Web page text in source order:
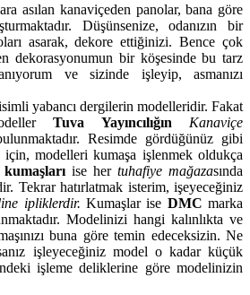
asılan kanaviçeden panolar, bana göre
Düşünsenize, odanızın bir
asarak, dekore ettiğinizi. Bence çok
dekorasyonumun bir köşesinde bu tarz
ve sizinde işleyip, asmanızı
yabancı dergilerin modelleridir. Fakat
Tuva Yayıncılığın
Kanaviçe
Resimde gördüğünüz gibi
için, modelleri kumaşa işlenmek oldukça
kumaşları ise her tuhafiye mağazasında
Tekrar hatırlatmak isterim, işeyeceğiniz
ipliklerdir. Kumaşlar ise DMC marka
Modelinizi hangi kalınlıkta ve
buna göre temin edeceksizin. Ne
işleyeceğiniz model o kadar küçük
işleme deliklerine göre modelinizin